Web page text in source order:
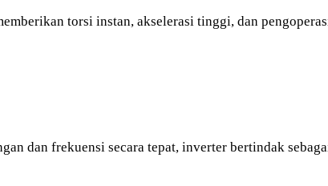
torsi instan, akselerasi tinggi, dan
dan frekuensi secara tepat, inverter bertindak